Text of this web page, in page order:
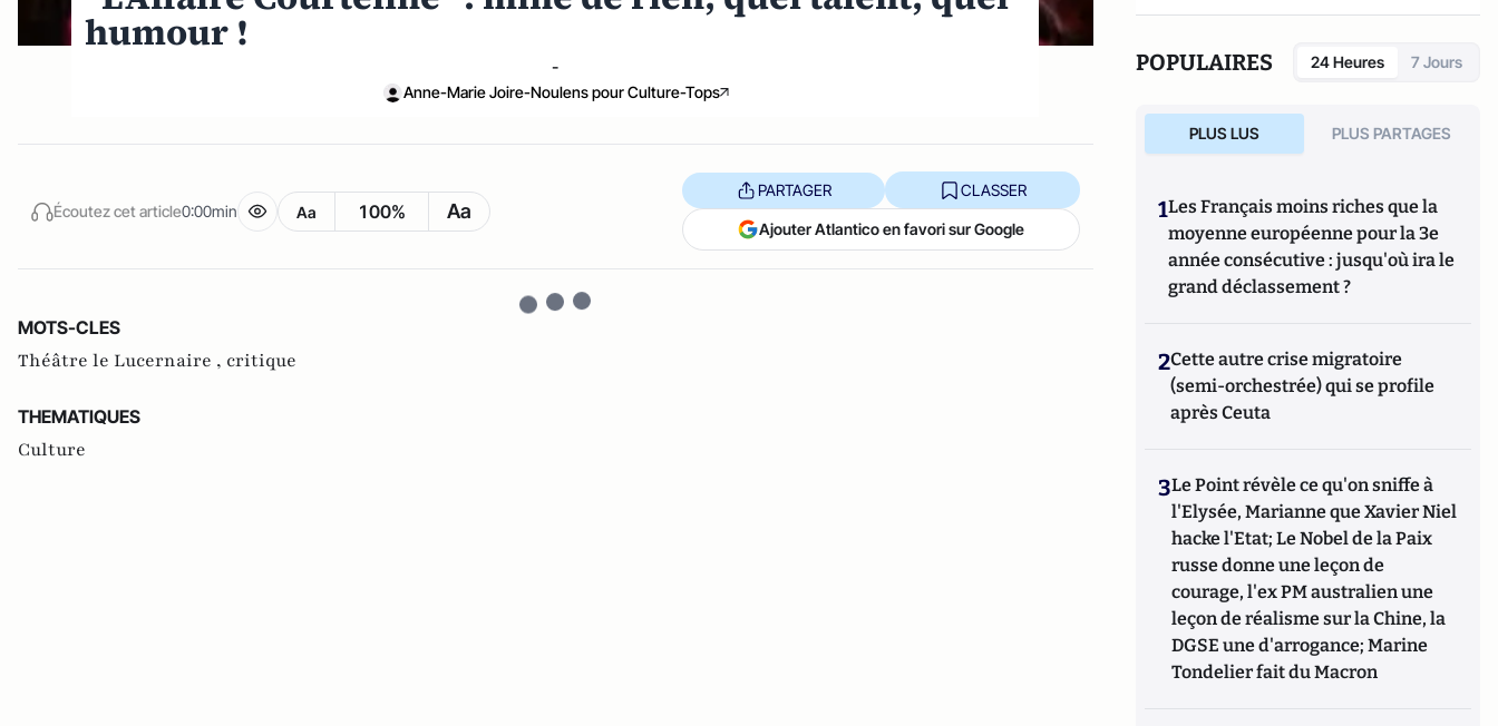
humour !
-
Anne-Marie Joire-Noulens pour Culture-Tops
Écoutez cet article0:00min Aa 100% Aa
PARTAGER CLASSER
Ajouter Atlantico en favori sur Google
MOTS-CLES
Théâtre le Lucernaire , critique
THEMATIQUES
Culture
Paugam , journaliste et écrivain, et son fils,
Gabriel Lecarpentier-Paugam.
POPULAIRES 24 Heures 7 Jours
PLUS LUS PLUS PARTAGES
1Les Français moins riches que la
moyenne européenne pour la 3e
année consécutive : jusqu'où ira le
grand déclassement ?
2Cette autre crise migratoire
(semi-orchestrée) qui se profile
après Ceuta
3Le Point révèle ce qu'on sniffe à
l'Elysée, Marianne que Xavier Niel
hacke l'Etat; Le Nobel de la Paix
russe donne une leçon de
courage, l'ex PM australien une
leçon de réalisme sur la Chine, la
DGSE une d'arrogance; Marine
Tondelier fait du Macron